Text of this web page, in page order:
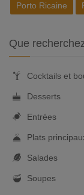
Porto Ricaine
Que
Cocktails et
Desserts
Entrées
Plats
Salades
Soupes